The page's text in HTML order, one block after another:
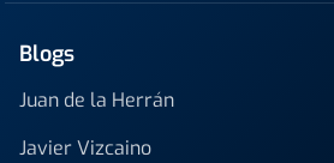
Blogs
Juan de la Herrán
Javier Vizcaino